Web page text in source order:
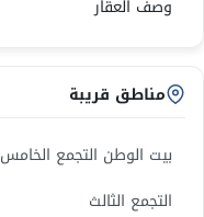
وصف العقار
مناطق قريبة
بيت الوطن التجمع الخامس
التجمع الثالث